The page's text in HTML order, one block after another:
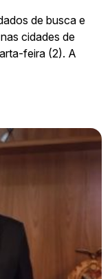
de busca e
cidades de
feira (2). A